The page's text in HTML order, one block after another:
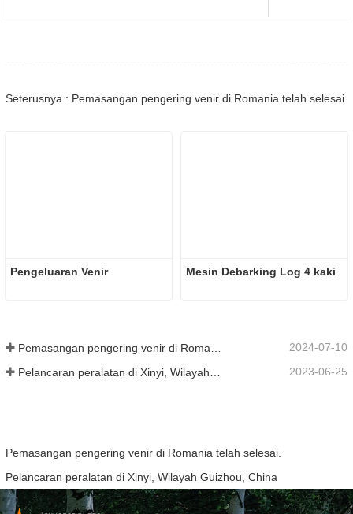
Seterusnya : Pemasangan pengering venir di Romania telah selesai.
Pengeluaran Venir Mesin Debarking Log 4 kaki
2024-07-10
Pelancaran peralatan di Xinyi, Wilayah Guizhou, China 2023-06-25
Pemasangan pengering venir di Romania telah selesai.
Pelancaran peralatan di Xinyi, Wilayah Guizhou, China